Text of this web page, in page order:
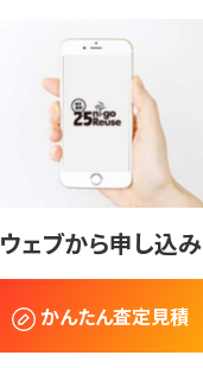
ウェブから申し込み
かんたん査定見積